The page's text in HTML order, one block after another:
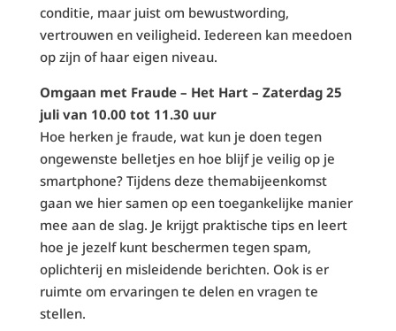
conditie, maar juist om bewustwording,
vertrouwen en veiligheid. Iedereen kan meedoen
op zijn of haar eigen niveau.
Omgaan met Fraude – Het Hart – Zaterdag 25
juli van 10.00 tot 11.30 uur
Hoe herken je fraude, wat kun je doen tegen
ongewenste belletjes en hoe blijf je veilig op je
smartphone? Tijdens deze themabijeenkomst
gaan we hier samen op een toegankelijke manier
mee aan de slag. Je krijgt praktische tips en leert
hoe je jezelf kunt beschermen tegen spam,
oplichterij en misleidende berichten. Ook is er
ruimte om ervaringen te delen en vragen te
stellen.